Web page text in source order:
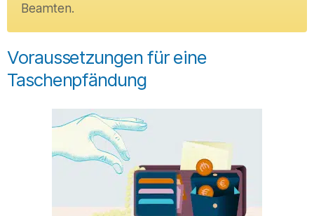
Beamten.
Voraussetzungen für eine
Taschenpfändung